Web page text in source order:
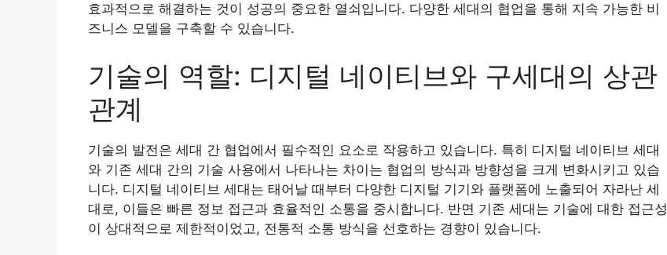
효과적으로 해결하는 것이 성공의 중요한 열쇠입니다. 다양한 세대의 협업을 통해 지속 가능한 비
즈니스 모델을 구축할 수 있습니다.
기술의 역할: 디지털 네이티브와 구세대의 상관
관계
기술의 발전은 세대 간 협업에서 필수적인 요소로 작용하고 있습니다. 특히 디지털 네이티브 세대
와 기존 세대 간의 기술 사용에서 나타나는 차이는 협업의 방식과 방향성을 크게 변화시키고 있습
니다. 디지털 네이티브 세대는 태어날 때부터 다양한 디지털 기기와 플랫폼에 노출되어 자라난 세
대로, 이들은 빠른 정보 접근과 효율적인 소통을 중시합니다. 반면 기존 세대는 기술에 대한 접근성
이 상대적으로 제한적이었고, 전통적 소통 방식을 선호하는 경향이 있습니다.